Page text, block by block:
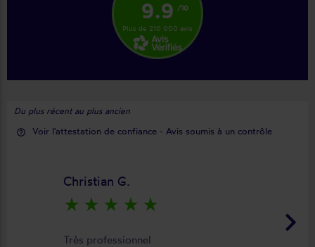
9.9 /10
Plus de 210 000 avis
Du plus récent au plus ancien
help_outline Voir l'attestation de confiance - Avis soumis à un contrôle
keyboard_arrow_right
Christian G.
star_rate star_rate star_rate star_rate star_rate
Très professionnel